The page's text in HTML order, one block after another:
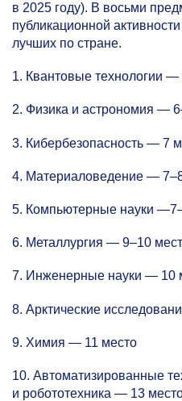
в 2025 году). В восьми
публикационной
лучших по стране.
1. Квантовые технологии —
2. Физика и астрономия —
3. Кибербезопасность — 7
4. Материаловедение —
5. Компьютерные науки
6. Металлургия — 9–10
7. Инженерные науки — 10
8. Арктические
9. Химия — 11 место
10. Автоматизированные
и робототехника — 13